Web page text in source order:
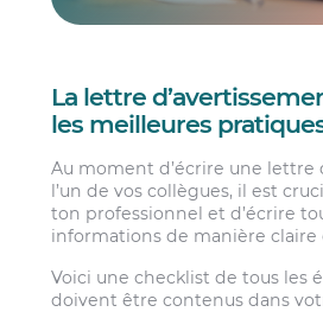
La lettre
les meilleures
Au moment d’écrire une lettre
l’un de vos collègues, il est
ton professionnel et d’écrire
informations de manière claire
Voici une checklist de tous les
doivent être contenus dans